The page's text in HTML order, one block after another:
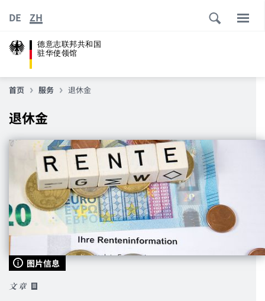
德意志联邦共和国
驻华使领馆
DE ZH
首页 服务 退休金
退休金
图片信息
文章